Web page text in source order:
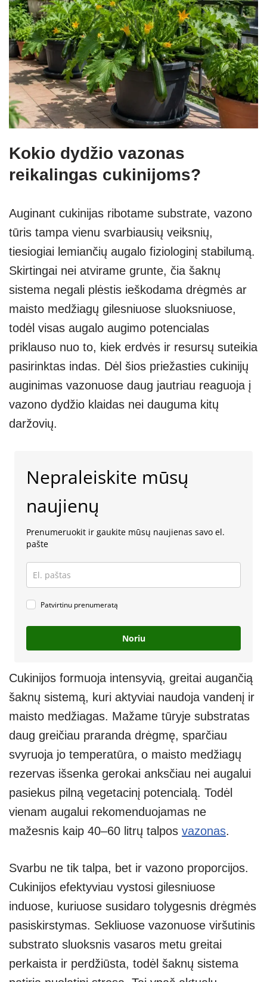
Kokio dydžio vazonas
reikalingas cukinijoms?
Auginant cukinijas ribotame substrate, vazono
tūris tampa vienu svarbiausių veiksnių,
tiesiogiai lemiančių augalo fiziologinį stabilumą.
Skirtingai nei atvirame grunte, čia šaknų
sistema negali plėstis ieškodama drėgmės ar
maisto medžiagų gilesniuose sluoksniuose,
todėl visas augalo augimo potencialas
priklauso nuo to, kiek erdvės ir resursų suteikia
pasirinktas indas. Dėl šios priežasties cukinijų
auginimas vazonuose daug jautriau reaguoja į
vazono dydžio klaidas nei dauguma kitų
daržovių.
Nepraleiskite mūsų
naujienų
Prenumeruokit ir gaukite mūsų naujienas savo el.
pašte
Patvirtinu prenumeratą
Noriu
Cukinijos formuoja intensyvią, greitai augančią
šaknų sistemą, kuri aktyviai naudoja vandenį ir
maisto medžiagas. Mažame tūryje substratas
daug greičiau praranda drėgmę, sparčiau
svyruoja jo temperatūra, o maisto medžiagų
rezervas išsenka gerokai anksčiau nei augalui
pasiekus pilną vegetacinį potencialą. Todėl
vienam augalui rekomenduojamas ne
mažesnis kaip 40–60 litrų talpos vazonas.
Svarbu ne tik talpa, bet ir vazono proporcijos.
Cukinijos efektyviau vystosi gilesniuose
induose, kuriuose susidaro tolygesnis drėgmės
pasiskirstymas. Sekliuose vazonuose viršutinis
substrato sluoksnis vasaros metu greitai
perkaista ir perdžiūsta, todėl šaknų sistema